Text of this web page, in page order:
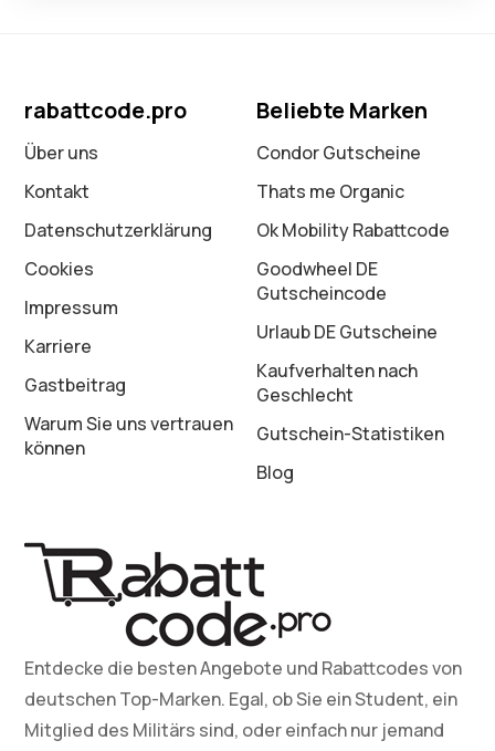
rabattcode.pro
Über uns
Kontakt
Datenschutz­erklärung
Cookies
Impressum
Karriere
Gastbeitrag
Warum Sie uns vertrauen
können
Beliebte Marken
Condor Gutscheine
Thats me Organic
Ok Mobility Rabattcode
Goodwheel DE
Gutscheincode
Urlaub DE Gutscheine
Kaufverhalten nach
Geschlecht
Gutschein-Statistiken
Blog
Entdecke die besten Angebote und Rabattcodes von
deutschen Top-Marken. Egal, ob Sie ein Student, ein
Mitglied des Militärs sind, oder einfach nur jemand